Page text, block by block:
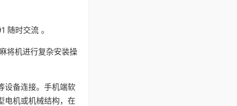
随时交流 。
将机进行复杂安装操
设备连接。手机端软
电机或机械结构，在